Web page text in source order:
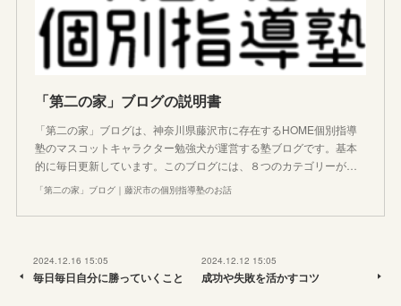
「第二の家」ブログの説明書
「第二の家」ブログは、神奈川県藤沢市に存在するHOME個別指導
塾のマスコットキャラクター勉強犬が運営する塾ブログです。基本
的に毎日更新しています。このブログには、８つのカテゴリーが…
「第二の家」ブログ｜藤沢市の個別指導塾のお話
2024.12.16 15:05
毎日毎日自分に勝っていくこと
2024.12.12 15:05
成功や失敗を活かすコツ